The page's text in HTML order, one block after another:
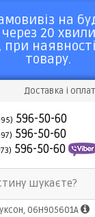
на
20
товару.
Доставка і
596-50-60
596-50-60
596-50-60
шукаєте?
06H905601A